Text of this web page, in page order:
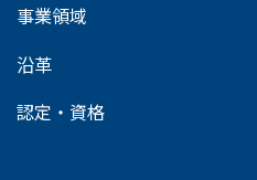
事業領域
沿革
認定・資格